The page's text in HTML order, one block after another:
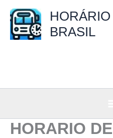
para
BRASIL
HORARIO